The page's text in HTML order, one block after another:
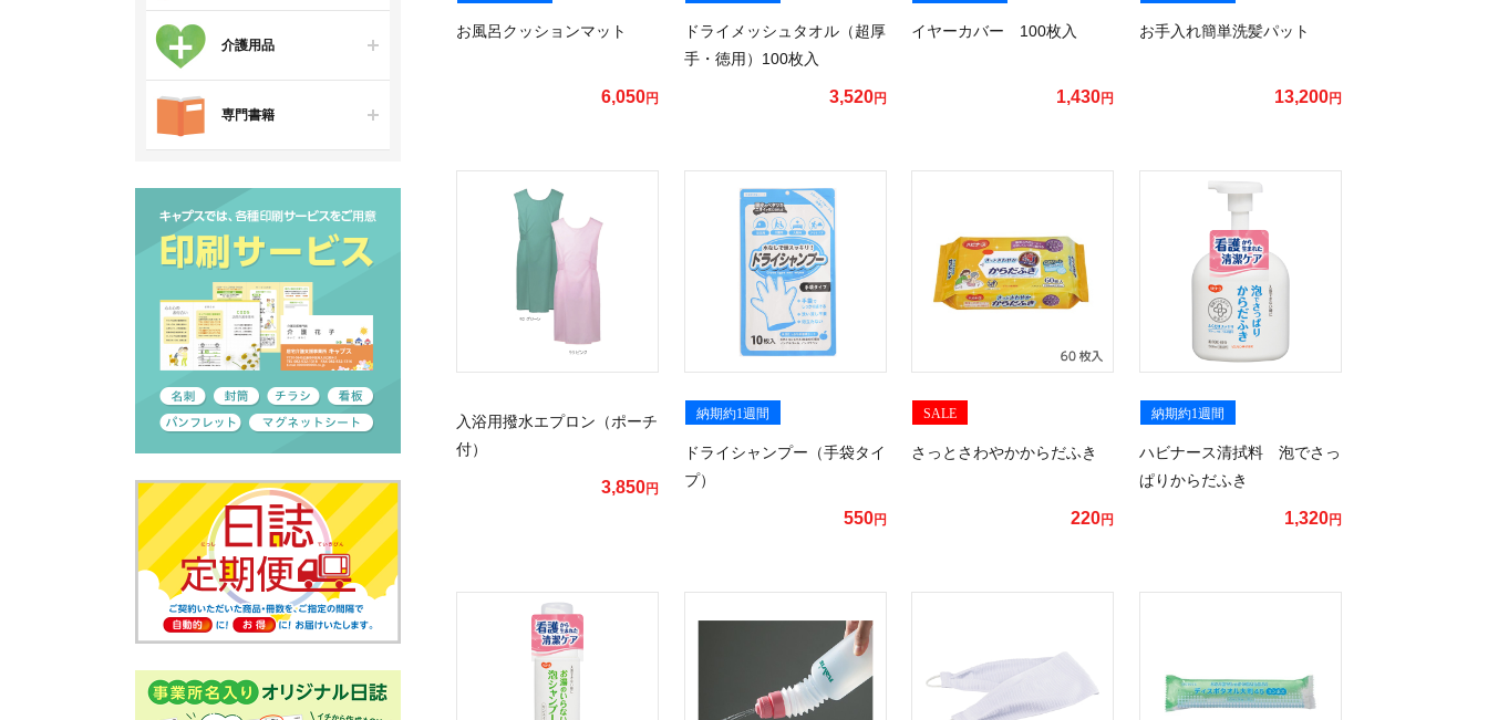
介護用品
専門書籍
お風呂クッションマット
6,050円
ドライメッシュタオル（超厚
手・徳用）100枚入
3,520円
イヤーカバー 100枚入
1,430円
お手入れ簡単洗髪パット
13,200円
入浴用撥水エプロン（ポーチ
付）
3,850円
納期約1週間
ドライシャンプー（手袋タイ
プ）
550円
SALE
さっとさわやかからだふき
220円
納期約1週間
ハビナース清拭料 泡でさっ
ぱりからだふき
1,320円